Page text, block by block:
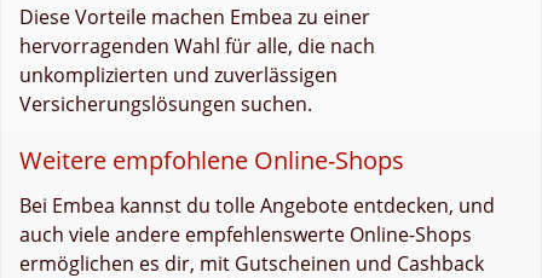
Diese Vorteile machen Embea zu einer
hervorragenden Wahl für alle, die nach
unkomplizierten und zuverlässigen
Versicherungslösungen suchen.
Weitere empfohlene Online-Shops
Bei Embea kannst du tolle Angebote entdecken, und
auch viele andere empfehlenswerte Online-Shops
ermöglichen es dir, mit Gutscheinen und Cashback